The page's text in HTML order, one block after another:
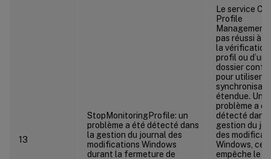
13
StopMonitoringProfile: un
problème a été détecté dans
la gestion du journal des
modifications Windows
durant la fermeture de
Le service
Profile
Management
pas réussi à
la vérification
profil ou d’un
dossier
pour utiliser la
étendue. Un
problème a
détecté dans
gestion du
des
Windows, ce
empêche le